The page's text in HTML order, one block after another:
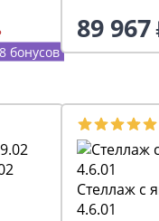
бонусов
89 967
Стеллаж с
4.6.01